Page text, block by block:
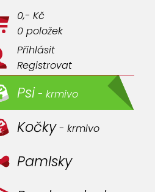
0,- Kč
0 položek
Přihlásit
Registrovat
Psi - krmivo
Kočky- krmivo
Pamlsky